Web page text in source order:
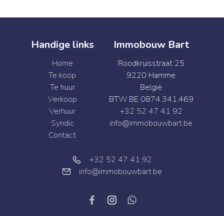
Handige links
Home
Te koop
Te huur
Verkoop
Verhuur
Syndic
Contact
Immobouw Bart
Roodkruisstraat 25
9220 Hamme
België
BTW BE 0874.341.469
+32 52 47 41 92
info@immobouwbart.be
+32 52 47 41 92
info@immobouwbart.be